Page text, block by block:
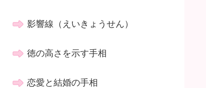
影響線（えいきょうせん）
徳の高さを示す手相
恋愛と結婚の手相